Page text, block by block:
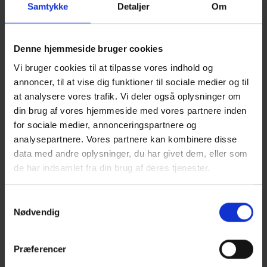
Samtykke Detaljer Om
Denne hjemmeside bruger cookies
Vi bruger cookies til at tilpasse vores indhold og
annoncer, til at vise dig funktioner til sociale medier og til
at analysere vores trafik. Vi deler også oplysninger om
din brug af vores hjemmeside med vores partnere inden
for sociale medier, annonceringspartnere og
analysepartnere. Vores partnere kan kombinere disse
data med andre oplysninger, du har givet dem, eller som
de har indsamlet fra din brug af deres tjenester.
Nødvendig
Præferencer
TRÆ 59 TILLÆG OG
RETTELSER (MARTS